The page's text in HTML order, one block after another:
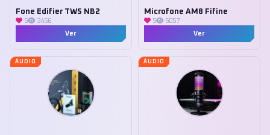
Fone Edifier TWS NB2
5
3456
Ver
Microfone AM8 Fifine
5
5057
Ver
ÁUDIO ÁUDIO